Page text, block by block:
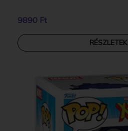
9890 Ft
RÉSZLETEK